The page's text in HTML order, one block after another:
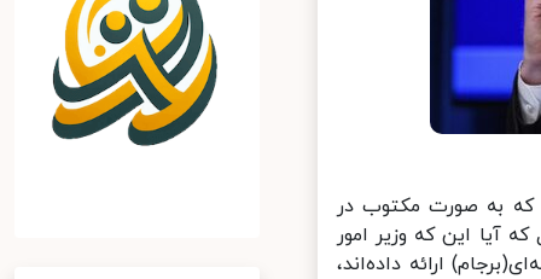
به صورت مکتوب در
این که وزیر امور
ارائه داده‌اند،